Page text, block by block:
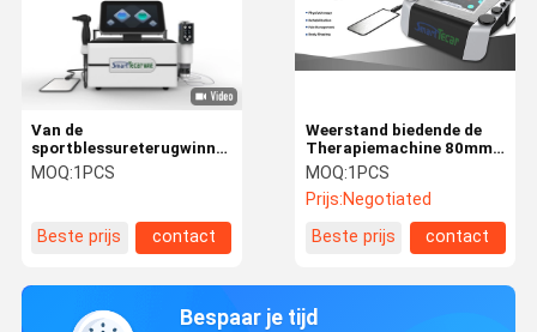
Van de
sportblessureterugwinning
en Rehabilitatie de
Machine van de de
MOQ:1PCS
Beste prijs contact
Weerstand biedende de
Therapiemachine 80mm
Handvat AC220V van
Endothermy Tecar
MOQ:1PCS
Prijs:Negotiated
Beste prijs
contact
Bespaar je tijd